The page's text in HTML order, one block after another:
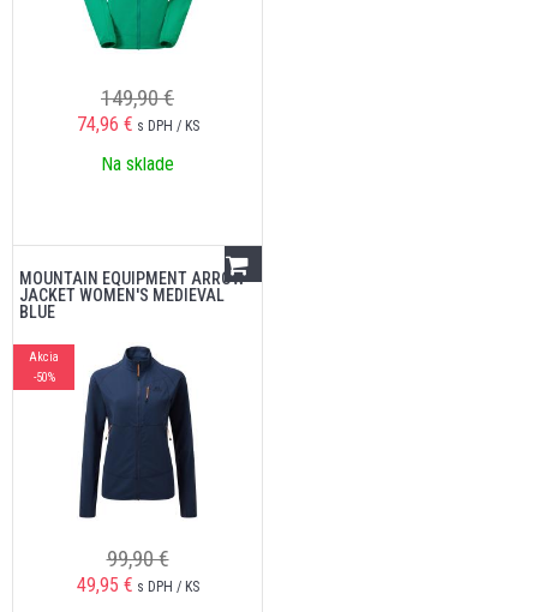
149,90 €
74,96 € s DPH / KS
Na sklade
MOUNTAIN EQUIPMENT ARROW
JACKET WOMEN'S MEDIEVAL
BLUE
Akcia
-50%
99,90 €
49,95 € s DPH / KS